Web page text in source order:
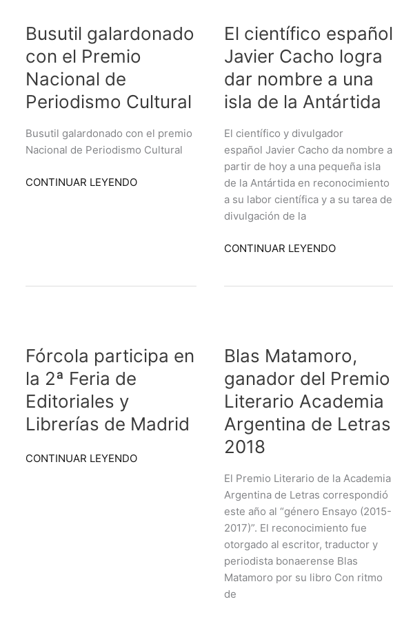
Busutil galardonado
con el Premio
Nacional de
Periodismo Cultural
Busutil galardonado con el premio
Nacional de Periodismo Cultural
con
Premio
Nacional
de
Periodismo
Cultural
CONTINUAR LEYENDO
El científico español
Javier Cacho logra
dar nombre a una
isla de la Antártida
El científico y divulgador
español Javier Cacho da nombre a
partir de hoy a una pequeña isla
de la Antártida en reconocimiento
a su labor científica y a su tarea de
divulgación de la
español
Javier
Cacho
logra
dar
nombre
a
una
isla
de
la
Antártida
CONTINUAR LEYENDO
Fórcola participa en
la 2ª Feria de
Editoriales y
Librerías de Madrid
en
la
2ª
Feria
de
Editoriales
y
CONTINUAR LEYENDO
Blas Matamoro,
ganador del Premio
Literario Academia
Argentina de Letras
2018
El Premio Literario de la Academia
Argentina de Letras correspondió
este año al “género Ensayo (2015-
2017)”. El reconocimiento fue
otorgado al escritor, traductor y
periodista bonaerense Blas
Matamoro por su libro Con ritmo
de
ganador
Premio
Literario
Academia
Argentina
de
2018